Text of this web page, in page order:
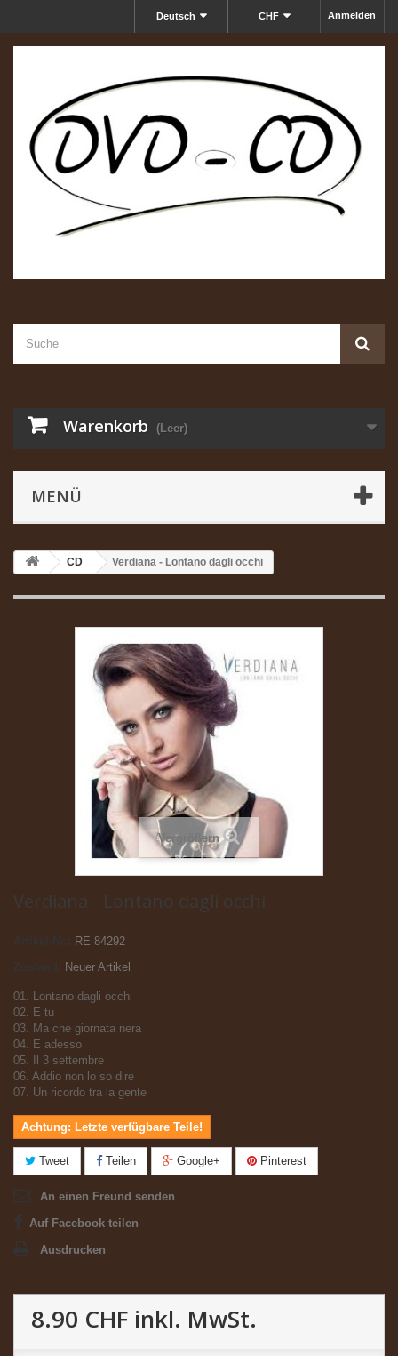
Anmelden
CHF
Deutsch
Warenkorb (Leer)
MENÜ
CD Verdiana - Lontano dagli occhi
Vergrößern
Verdiana - Lontano dagli occhi
Artikel-Nr.:
RE 84292
Zustand:
Neuer Artikel
01. Lontano dagli occhi
02. E tu
03. Ma che giornata nera
04. E adesso
05. Il 3 settembre
06. Addio non lo so dire
07. Un ricordo tra la gente
Achtung: Letzte verfügbare Teile!
Tweet Teilen Google+ Pinterest
An einen Freund senden
Auf Facebook teilen
Ausdrucken
8.90 CHF inkl. MwSt.